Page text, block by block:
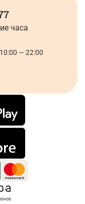
часа
— 22:00